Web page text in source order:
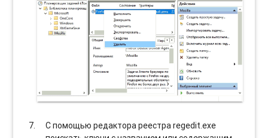
С помощью редактора реестра regedit.exe